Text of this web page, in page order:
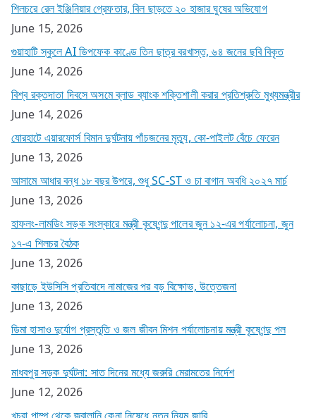
শিলচরে রেল ইঞ্জিনিয়ার গ্রেফতার, বিল ছাড়তে ২০ হাজার ঘুষের অভিযোগ
June 15, 2026
গুয়াহাটি স্কুলে AI ডিপফেক কাণ্ডে তিন ছাত্র বরখাস্ত, ৬৪ জনের ছবি বিকৃত
June 14, 2026
বিশ্ব রক্তদাতা দিবসে অসমে ব্লাড ব্যাংক শক্তিশালী করার প্রতিশ্রুতি মুখ্যমন্ত্রীর
June 14, 2026
যোরহাটে এয়ারফোর্স বিমান দুর্ঘটনায় পাঁচজনের মৃত্যু, কো-পাইলট বেঁচে ফেরেন
June 13, 2026
আসামে আধার বন্ধ ১৮ বছর উপরে, শুধু SC-ST ও চা বাগান অবধি ২০২৭ মার্চ
June 13, 2026
হাফলং-লামডিং সড়ক সংস্কারে মন্ত্রী কৃষ্ণেন্দু পালের জুন ১২-এর পর্যালোচনা, জুন
১৭-এ শিলচর বৈঠক
June 13, 2026
কাছাড়ে ইউসিসি প্রতিবাদে নামাজের পর বড় বিক্ষোভ, উত্তেজনা
June 13, 2026
ডিমা হাসাও দুর্যোগ প্রস্তুতি ও জল জীবন মিশন পর্যালোচনায় মন্ত্রী কৃষ্ণেন্দু পল
June 13, 2026
মাধবপুর সড়ক দুর্ঘটনা: সাত দিনের মধ্যে জরুরি মেরামতের নির্দেশ
June 12, 2026